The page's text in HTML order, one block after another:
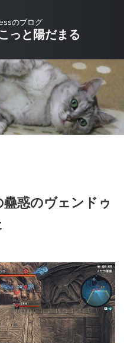
のブログ
っと陽だまる
惑のヴェンドゥ